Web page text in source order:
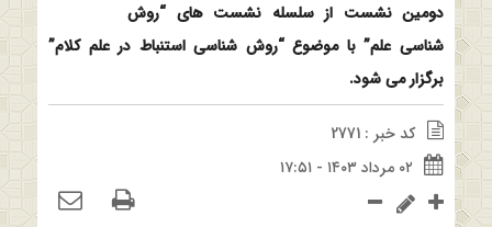
دومین نشست از سلسله نشست های “روش
شناسی علم” با موضوع “روش شناسی استنباط در علم کلام”
برگزار می شود.
کد خبر : 2771
۰۲ مرداد ۱۴۰۳ - ۱۷:۵۱